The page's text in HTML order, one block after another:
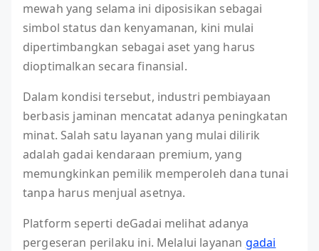
mewah yang selama ini diposisikan sebagai
simbol status dan kenyamanan, kini mulai
dipertimbangkan sebagai aset yang harus
dioptimalkan secara finansial.
Dalam kondisi tersebut, industri pembiayaan
berbasis jaminan mencatat adanya peningkatan
minat. Salah satu layanan yang mulai dilirik
adalah gadai kendaraan premium, yang
memungkinkan pemilik memperoleh dana tunai
tanpa harus menjual asetnya.
Platform seperti deGadai melihat adanya
pergeseran perilaku ini. Melalui layanan gadai